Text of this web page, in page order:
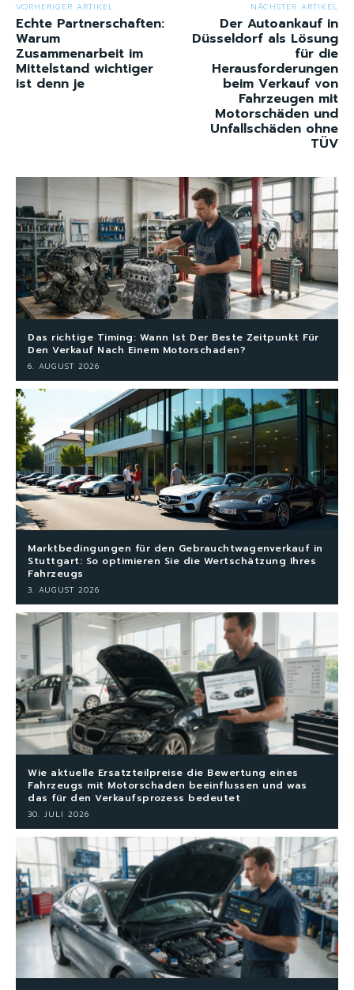
VORHERIGER ARTIKEL
Echte Partnerschaften:
Warum
Zusammenarbeit im
Mittelstand wichtiger
ist denn je
NÄCHSTER ARTIKEL
Der Autoankauf in
Düsseldorf als Lösung
für die
Herausforderungen
beim Verkauf von
Fahrzeugen mit
Motorschäden und
Unfallschäden ohne
TÜV
Das richtige Timing: Wann Ist Der Beste Zeitpunkt Für
Den Verkauf Nach Einem Motorschaden?
6. AUGUST 2026
Marktbedingungen für den Gebrauchtwagenverkauf in
Stuttgart: So optimieren Sie die Wertschätzung Ihres
Fahrzeugs
3. AUGUST 2026
Wie aktuelle Ersatzteilpreise die Bewertung eines
Fahrzeugs mit Motorschaden beeinflussen und was
das für den Verkaufsprozess bedeutet
30. JULI 2026